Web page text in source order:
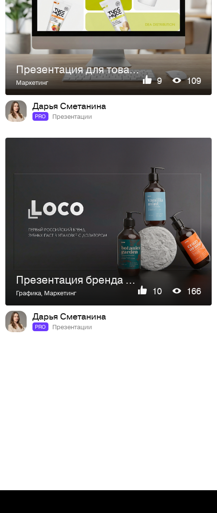
Презентация для товарной линейки зубных гелей
Маркетинг 9 109
Дарья Сметанина
PRO Презентации
Презентация бренда инновационных зубных паст LOCO
Графика, Маркетинг 10 166
Дарья Сметанина
PRO Презентации